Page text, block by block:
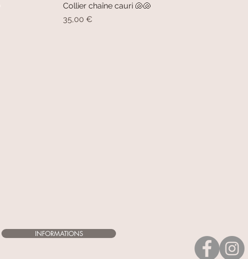
Aperçu rapide
Collier chaîne cauri 🐚🐚
Prix
35,00 €
INFORMATIONS